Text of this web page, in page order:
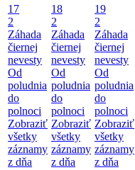
17
2
Záhada
čiernej
nevesty
Od
poludnia
do
polnoci
Zobraziť
všetky
záznamy
z dňa
18
2
Záhada
čiernej
nevesty
Od
poludnia
do
polnoci
Zobraziť
všetky
záznamy
z dňa
19
2
Záhada
čiernej
nevesty
Od
poludnia
do
polnoci
Zobraziť
všetky
záznamy
z dňa